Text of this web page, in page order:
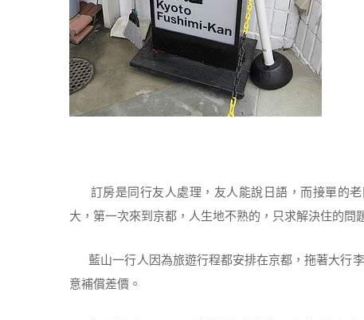
訂房是同行友人處理，友人能說日語，而接單的老
大，第一次來到京都，人生地不熟的，只求解決住的問
藍山一行人因為旅遊行程都安排在京都，拖著大行
意補償差價。